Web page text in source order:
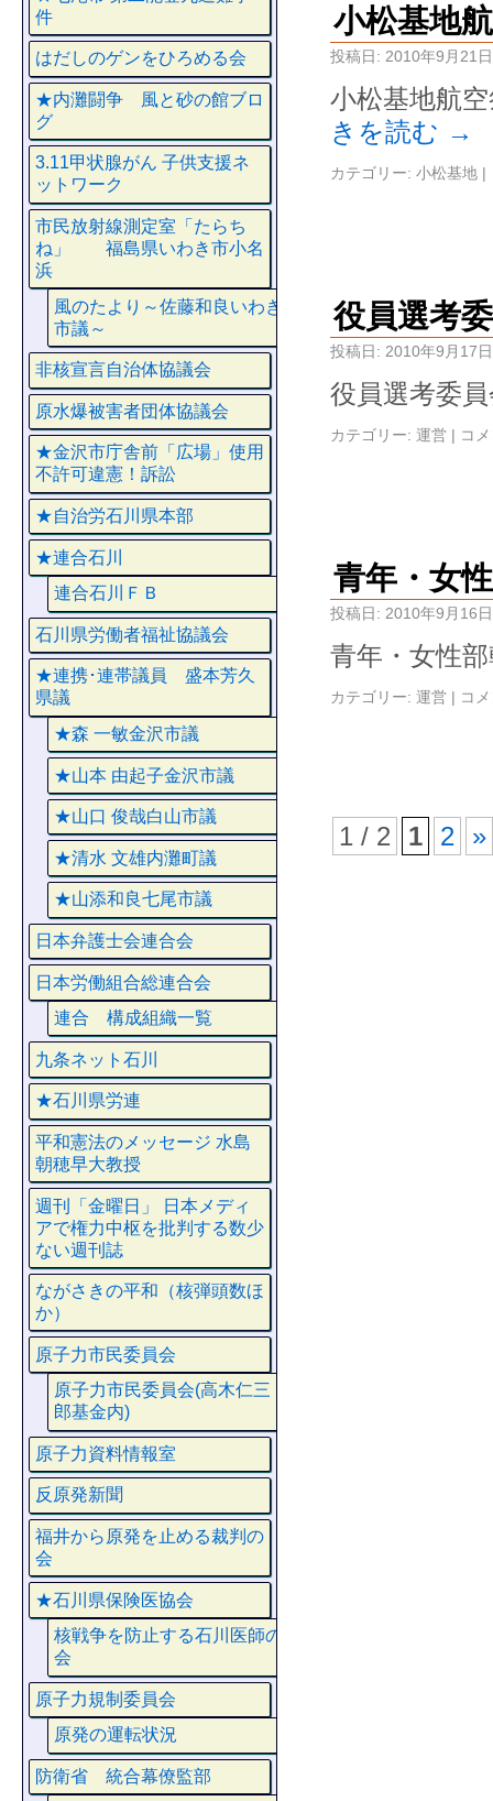
小松基地
投稿日: 2010年9月21日
小松基地航
きを読む →
カテゴリー: 小松基地 |
役員選考
投稿日: 2010年9月17日
役員選考委
カテゴリー: 運営 | コ
青年・女
投稿日: 2010年9月16日
青年・女性
カテゴリー: 運営 | コ
1 / 2 1 2 »
件
はだしのゲンをひろめる会
★内灘闘争 風と砂の館ブロ
グ
3.11甲状腺がん 子供支援ネ
ットワーク
市民放射線測定室「たらち
ね」 福島県いわき市小名
浜
風のたより～佐藤和良いわき
市議～
非核宣言自治体協議会
原水爆被害者団体協議会
★金沢市庁舎前「広場」使用
不許可違憲！訴訟
★自治労石川県本部
★連合石川
連合石川ＦＢ
石川県労働者福祉協議会
★連携･連帯議員 盛本芳久
県議
★森 一敏金沢市議
★山本 由起子金沢市議
★山口 俊哉白山市議
★清水 文雄内灘町議
★山添和良七尾市議
日本弁護士会連合会
日本労働組合総連合会
連合 構成組織一覧
九条ネット石川
★石川県労連
平和憲法のメッセージ 水島
朝穂早大教授
週刊「金曜日」 日本メディ
アで権力中枢を批判する数少
ない週刊誌
ながさきの平和（核弾頭数ほ
か）
原子力市民委員会
原子力市民委員会(高木仁三
郎基金内)
原子力資料情報室
反原発新聞
福井から原発を止める裁判の
会
★石川県保険医協会
核戦争を防止する石川医師の
会
原子力規制委員会
原発の運転状況
防衛省 統合幕僚監部